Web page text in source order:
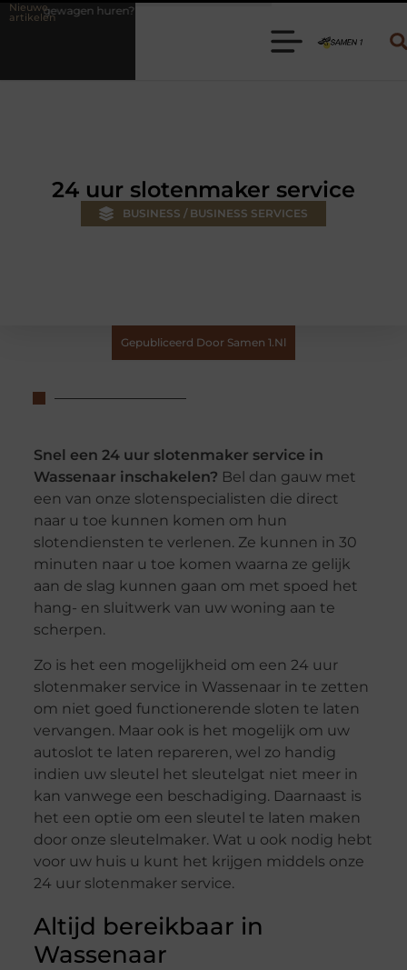
Nieuwe
artikelen
Kies de juiste aanhanger voor jouw klus
24 uur slotenmaker service
BUSINESS / BUSINESS SERVICES
Gepubliceerd Door Samen 1.nl
Snel een 24 uur slotenmaker service in
Wassenaar inschakelen? Bel dan gauw met
een van onze slotenspecialisten die direct
naar u toe kunnen komen om hun
slotendiensten te verlenen. Ze kunnen in 30
minuten naar u toe komen waarna ze gelijk
aan de slag kunnen gaan om met spoed het
hang- en sluitwerk van uw woning aan te
scherpen.
Zo is het een mogelijkheid om een 24 uur
slotenmaker service in Wassenaar in te zetten
om niet goed functionerende sloten te laten
vervangen. Maar ook is het mogelijk om uw
autoslot te laten repareren, wel zo handig
indien uw sleutel het sleutelgat niet meer in
kan vanwege een beschadiging. Daarnaast is
het een optie om een sleutel te laten maken
door onze sleutelmaker. Wat u ook nodig hebt
voor uw huis u kunt het krijgen middels onze
24 uur slotenmaker service.
Altijd bereikbaar in
Wassenaar